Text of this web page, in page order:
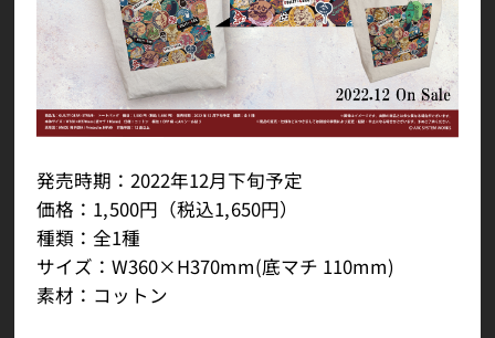
発売時期：2022年12月下旬予定
価格：1,500円（税込1,650円）
種類：全1種
サイズ：W360×H370mm(底マチ 110mm)
素材：コットン